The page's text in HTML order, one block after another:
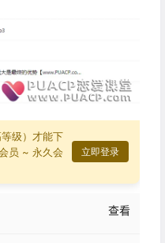
等级）才能下
员 ~ 永久会
立即登录
查看